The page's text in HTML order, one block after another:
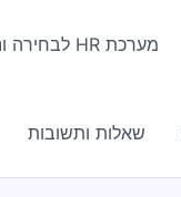
מערכת HR לבחירה וניהול מתנות
שאלות ותשובות